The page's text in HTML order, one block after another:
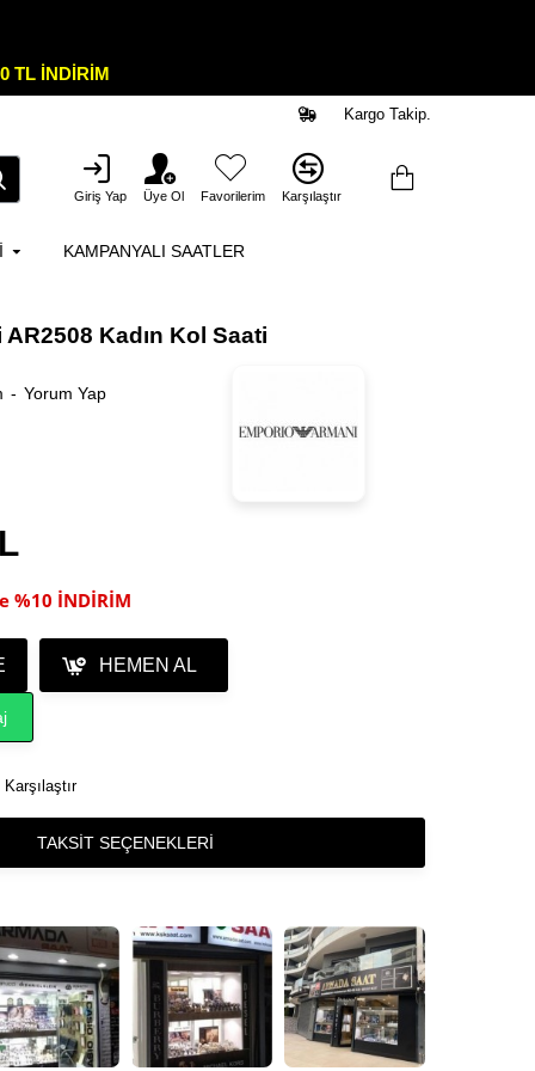
TL İNDİRİM
Kargo Takip.
Giriş Yap Üye Ol Favorilerim Karşılaştır
KAMPANYALI SAATLER
Kadın Kol Saati
- Yorum Yap
%10 İNDİRİM
HEMEN AL
Karşılaştır
TAKSIT SEÇENEKLERI